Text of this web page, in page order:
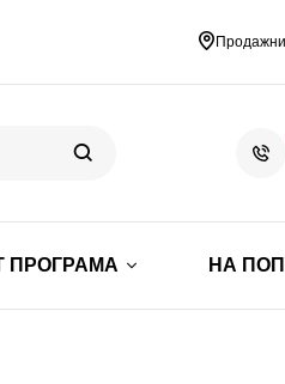
ПРОГРАМА НА